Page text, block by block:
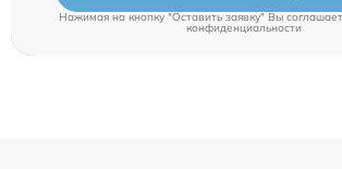
Нажимая на кнопку "Оставить заявку" Вы
конфиденциальности